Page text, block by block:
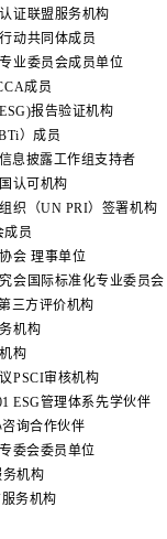
证联盟服务机构
动共同体成员
业委员会成员单位
成员
报告验证机构
）成员
息披露工作组支持者
认可机构
织（UN PRI）签署机构
成员
会 理事单位
会国际标准化专业委员会
三方评价机构
机构
构
PSCI审核机构
ESG管理体系先学伙伴
咨询合作伙伴
委会委员单位
务机构
务机构